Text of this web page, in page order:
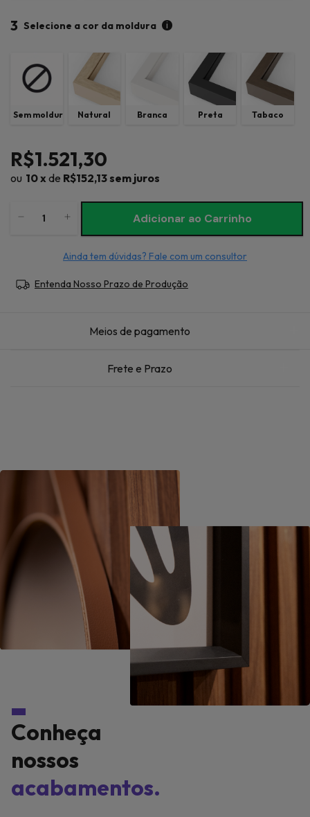
3 Selecione a cor da moldura i
Sem moldura Natural Branca Preta Tabaco
R$1.521,30
10x de R$152,13sem juros
Ainda tem dúvidas? Fale com um consultor
Entenda Nosso Prazo de Produção
Meios de pagamento
Frete e Prazo
Conheça
nossos
acabamentos.